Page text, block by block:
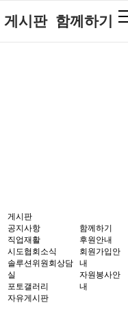
게시판 함께하기
게시판
공지사항
직업재활
시도협회소식
솔루션위원회상담
실
포토갤러리
자유게시판
함께하기
후원안내
회원가입안
내
자원봉사안
내